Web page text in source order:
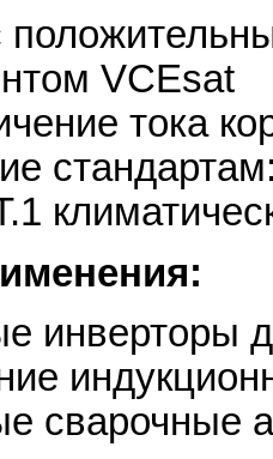
VCEsat
тока
инверторы
сварочные